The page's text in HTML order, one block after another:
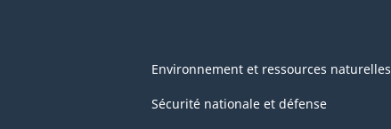
Environnement et ressources naturelles
Sécurité nationale et défense